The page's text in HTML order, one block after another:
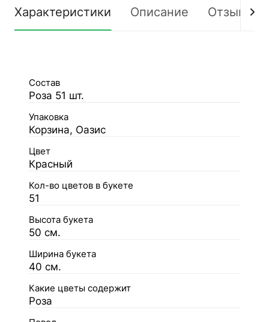
Характеристики Описание Отзывы
Состав
Роза 51 шт.
Упаковка
Корзина, Оазис
Цвет
Красный
Кол-во цветов в букете
51
Высота букета
50 см.
Ширина букета
40 см.
Какие цветы содержит
Роза